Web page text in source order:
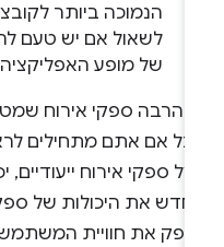
הנמוכה ביותר
לשאול אם יש טעם
של מופע האפליקציה
הרבה ספקי אירוח
ספקי אירוח ייעודיים,
את היכולות של ספק
את חוויית המשתמש